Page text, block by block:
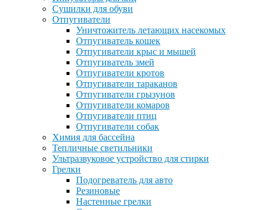
Сушилки для обуви
Отпугиватели
Уничтожитель летающих насекомых
Отпугиватель кошек
Отпугиватели крыс и мышей
Отпугиватель змей
Отпугиватели кротов
Отпугиватели тараканов
Отпугиватели грызунов
Отпугиватели комаров
Отпугиватели птиц
Отпугиватели собак
Химия для бассейна
Тепличные светильники
Ультразвуковое устройство для стирки
Грелки
Подогреватель для авто
Резиновые
Настенные грелки